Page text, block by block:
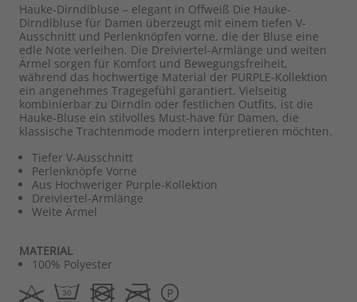
Hauke-Dirndlbluse – elegant in Offweiß Die Hauke-
Dirndlbluse für Damen überzeugt mit einem tiefen V-
Ausschnitt und Perlenknöpfen vorne, die der Bluse eine
edle Note verleihen. Die Dreiviertel-Armlänge und weiten
Ärmel sorgen für Komfort und Bewegungsfreiheit,
während das hochwertige Material der PURPLE-Kollektion
ein angenehmes Tragegefühl garantiert. Vielseitig
kombinierbar zu Dirndln oder festlichen Outfits, ist die
Hauke-Bluse ein stilvolles Must-have für Damen, die
klassische Trachtenmode modern interpretieren möchten.
Tiefer V-Ausschnitt
Perlenknöpfe Vorne
Aus Hochweriger Purple-Kollektion
Dreiviertel-Armlänge
Weite Ärmel
MATERIAL
100% Polyester